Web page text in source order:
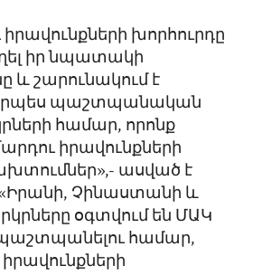
խորհուրդը
իր նպատակի
և շարունակում է
պաշտպանական
համար, որոնք
իրավունքների
ասված է
«Իրանի, Չինաստանի և
օգտվում են ՄԱԿ
պաշտպանելու համար,